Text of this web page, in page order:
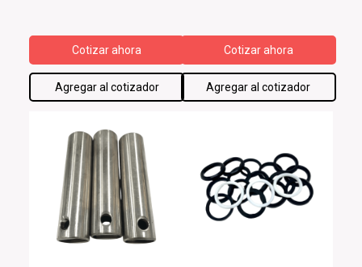
Cotizar ahora
Agregar al cotizador
Cotizar ahora
Agregar al cotizador